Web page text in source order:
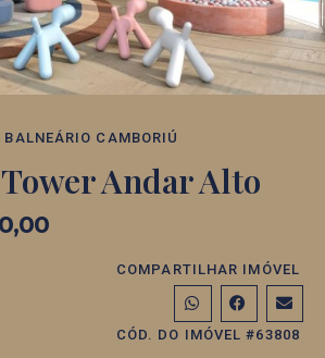
BALNEÁRIO CAMBORIÚ
Andar Alto
COMPARTILHAR IMÓVEL
CÓD. DO IMÓVEL #63808